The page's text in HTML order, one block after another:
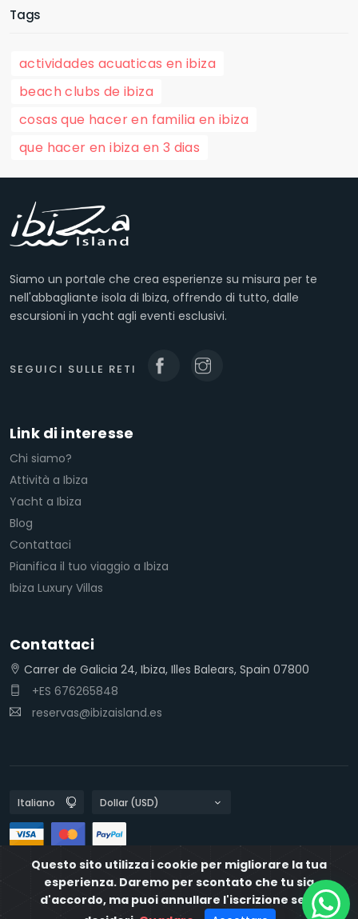
Tags
actividades acuaticas en ibiza
beach clubs de ibiza
cosas que hacer en familia en ibiza
que hacer en ibiza en 3 dias
Siamo un portale che crea esperienze su misura per te
nell'abbagliante isola di Ibiza, offrendo di tutto, dalle
escursioni in yacht agli eventi esclusivi.
SEGUICI SULLE RETI
Link di interesse
Chi siamo?
Attività a Ibiza
Yacht a Ibiza
Blog
Contattaci
Pianifica il tuo viaggio a Ibiza
Ibiza Luxury Villas
Contattaci
Carrer de Galicia 24, Ibiza, Illes Balears, Spain 07800
+ES 676265848
reservas@ibizaisland.es
Politiche sulla privacy Politiche sui cookie IbizaIsland
Desarrollado porDestia
Questo sito utilizza i cookie per migliorare la tua
esperienza. Daremo per scontato che tu sia
d'accordo, ma puoi annullare l'iscrizione se lo